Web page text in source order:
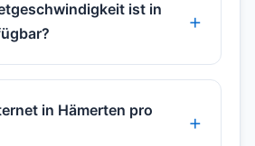
ist in
in Hämerten pro